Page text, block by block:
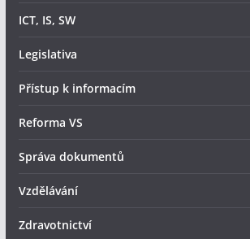
ICT, IS, SW
Legislativa
Přístup k informacím
Reforma VS
Správa dokumentů
Vzdělávání
Zdravotnictví